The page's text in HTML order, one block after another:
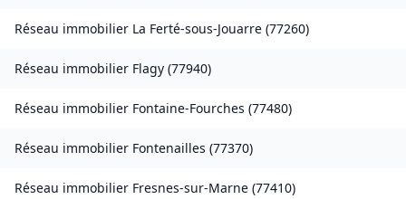
Réseau immobilier La Ferté-sous-Jouarre (77260)
Réseau immobilier Flagy (77940)
Réseau immobilier Fontaine-Fourches (77480)
Réseau immobilier Fontenailles (77370)
Réseau immobilier Fresnes-sur-Marne (77410)